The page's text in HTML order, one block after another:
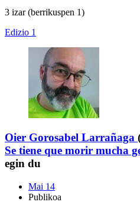
3 izar(berrikuspen 1)
Edizio 1
Oier Gorosabel Larrañaga
Se tiene que morir mucha
egin du
Mai 14
Publikoa